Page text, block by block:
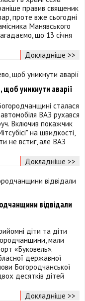
правив священик
проте вже сьогодні
Манявського
що 13 січня
Докладніше >>
щоб уникнути аварії
сталася
ВАЗ рухався
Включив покажчик
на швидкості,
не встиг, але ВАЗ
Докладніше >>
відвідали
діти та діти
мали
«Буковель».
державної
Богородчанської
десятків дітей
Докладніше >>